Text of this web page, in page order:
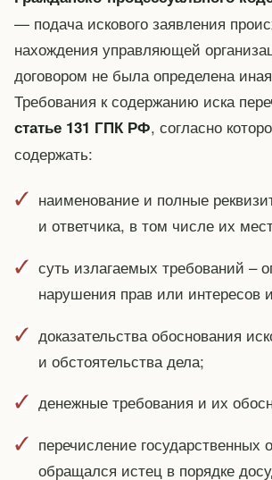
— подача искового заявления
нахождения управляющей
договором не была определена
Требования к содержанию иска
статье 131 ГПК РФ, согласно
содержать:
наименование и полные
и ответчика, в том числе их
суть излагаемых требований –
нарушения прав или интересов
доказательства обоснования
и обстоятельства дела;
денежные требования и их
перечисление государственных
обращался истец в порядке